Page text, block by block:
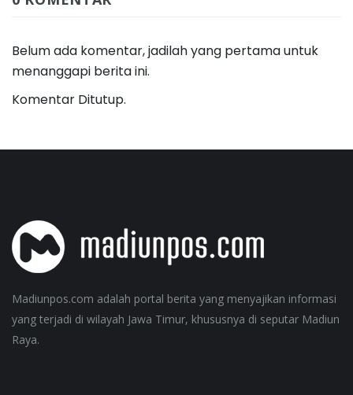
Belum ada komentar, jadilah yang pertama untuk
menanggapi berita ini.
Komentar Ditutup.
Madiunpos.com adalah portal berita yang menyajikan informasi
yang terjadi di wilayah Jawa Timur, khususnya di seputar Madiun
Raya.